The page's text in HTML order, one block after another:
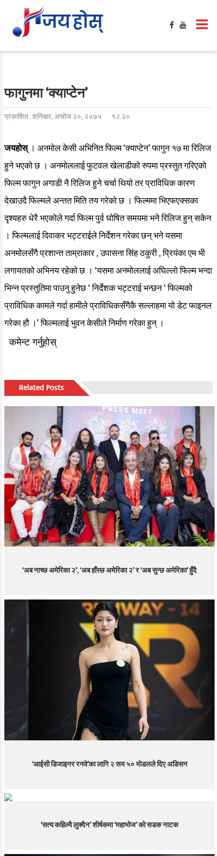
गृहपृष्ठ
मनोरञ्जन
फिल्मी खबर
टिभी / सिरिज / ओटीटी
सङ्गीत खबर
साहित्य खबर
गसिप
समिक्षा
फेशन / सौन्दर्य
रङ्गमञ्च
अन्तर्वार्ता
इभेन्ट ग्यालरी
सेलिब्रेटी ग्यालरी
देश/विदेश
ग्लोबल खबर
फागुनमा ‘क्याप्टेन’
प्रकाशित : शनिबार, असोज २०, २०७५ १२:२०
जयहोस्। अनमोल केसी अभिनित फिल्म ‘क्याप्टेन’ फागुन १७ मा रिलिज
हुने भएको छ । अनमोललाई फुटवल खेलाडीको रुपमा प्रस्तुत गरिएको
फिल्म फागुन अगाडी नै रिलिज हुने चर्चा थियो तर प्राविधिक कारण
देखाउदै फिल्मले अन्तत मिति तय गरेको छ । फिल्ममा भिएफएक्सका
दृश्यहरु धेरै भएकोले गर्दा फिल्म पुर्व घोषित समयमा भने रिलिज हुन् सकेन
। फिल्मलाई दिवाकर भट्टराईले निर्देशन गरेका छन् भने यसमा
अनमोलसँगै प्रशान्त ताम्राकार , उपासना सिंह ठकुरी , प्रियंका एम भी
लगायतको अभिनय रहेको छ । ‘यसमा अनमोललाई अघिल्लो फिल्म भन्दा
भिन्न प्रस्तुतिमा पाउनु हुनेछ ‘ निर्देशक भट्टराई भन्छन ‘ फिल्मको
प्राविधिक कामले गर्दा हामीले प्राविधिकसँगैकै सल्लाहमा यो डेट फाइनल
गरेका हौ ।’ फिल्मलाई भुवन केसीले निर्माण गरेका हुन् ।
कमेन्ट गर्नुहोस्
Related Posts
‘अब नाच्छ अमेरिका २’, ‘अब हाँस्छ अमेरिका २’ र ‘अब सुन्छ अमेरिका’ हुँदै
‘आईसी डिजाइनर रनवे’का लागि २ सय ५० मोडलले दिए अडिसन
‘सत्य कहिल्यै लुक्दैन’ शीर्षकमा ‘महाभोज’ को सडक नाटक